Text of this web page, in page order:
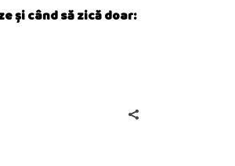
și când să zică doar: